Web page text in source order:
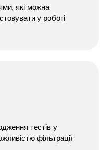
які можна
у роботі
тестів у
фільтрації